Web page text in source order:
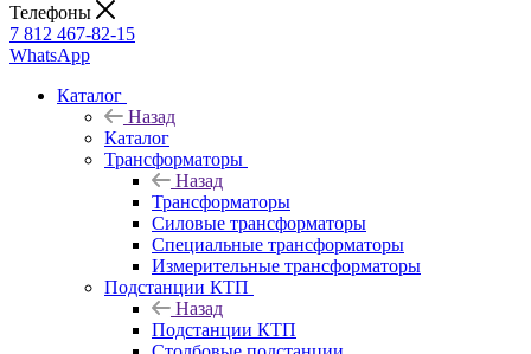
Телефоны
7 812 467-82-15
WhatsApp
Каталог
Назад
Каталог
Трансформаторы
Назад
Трансформаторы
Силовые трансформаторы
Специальные трансформаторы
Измерительные трансформаторы
Подстанции КТП
Назад
Подстанции КТП